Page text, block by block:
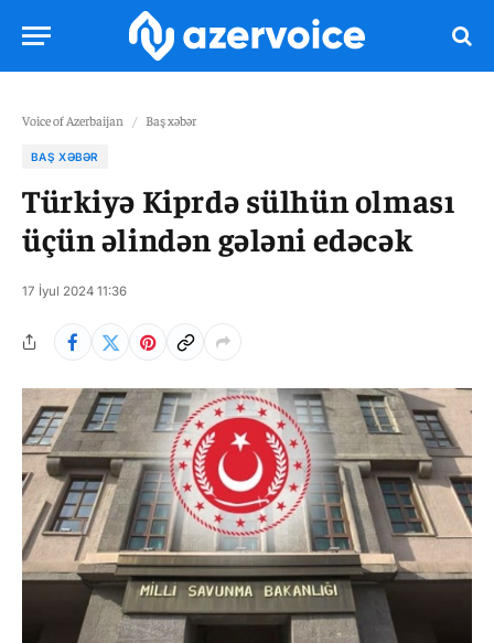
Voice of Azerbaijan / Baş xəbər
BAŞ XƏBƏR
Türkiyə Kiprdə sülhün olması
üçün əlindən gələni edəcək
17 İyul 2024 11:36